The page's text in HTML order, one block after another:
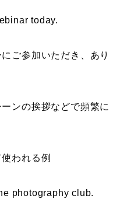
today.
ご参加いただき、あり
ンの挨拶などで頻繁に
われる例
photography club.